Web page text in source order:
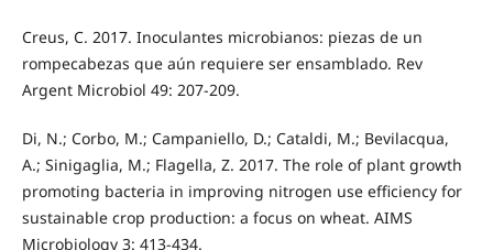
Creus, C. 2017. Inoculantes microbianos: piezas de un
rompecabezas que aún requiere ser ensamblado. Rev
Argent Microbiol 49: 207-209.
Di, N.; Corbo, M.; Campaniello, D.; Cataldi, M.; Bevilacqua,
A.; Sinigaglia, M.; Flagella, Z. 2017. The role of plant growth
promoting bacteria in improving nitrogen use efficiency for
sustainable crop production: a focus on wheat. AIMS
Microbiology 3: 413-434.